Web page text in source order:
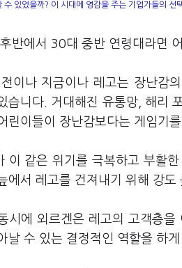
수 있었을까? 이 시대에 영감을 주는 기업가들의 선
반에서 30대 중반 연령대라면
이나 지금이나 레고는 장난감
습니다. 거대해진 유통망, 해리
린이들이 장난감보다는 게임기
이 같은 위기를 극복하고 부활
에서 레고를 건져내기 위해 강
시에 외르겐은 레고의 고객층
날 수 있는 결정적인 역할을 하게